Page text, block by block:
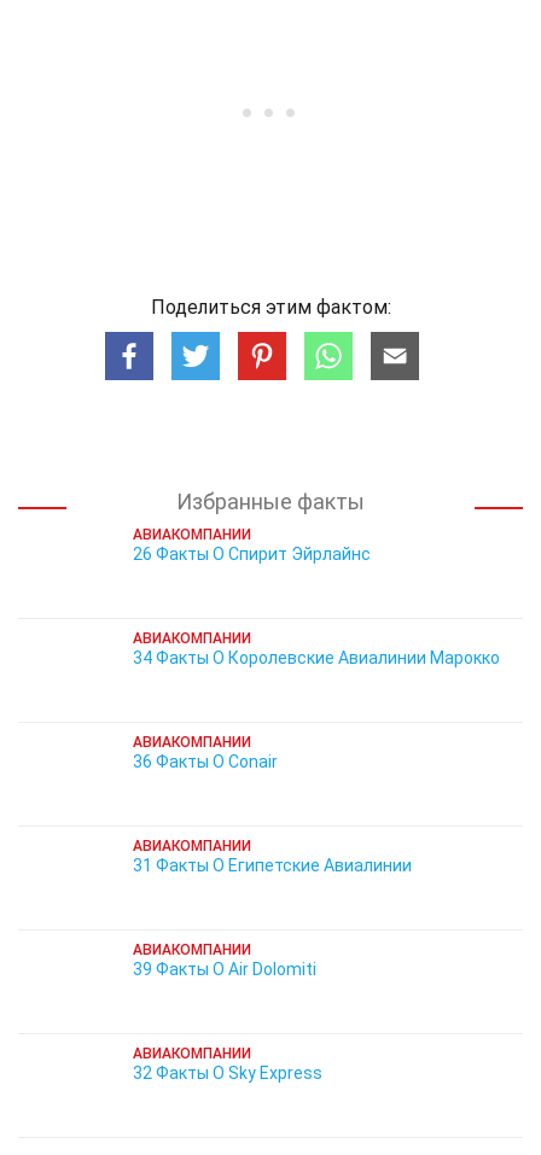
Поделиться этим фактом:
Избранные факты
АВИАКОМПАНИИ
26 Факты О Спирит Эйрлайнс
АВИАКОМПАНИИ
34 Факты О Королевские Авиалинии Марокко
АВИАКОМПАНИИ
36 Факты О Conair
АВИАКОМПАНИИ
31 Факты О Египетские Авиалинии
АВИАКОМПАНИИ
39 Факты О Air Dolomiti
АВИАКОМПАНИИ
32 Факты О Sky Express